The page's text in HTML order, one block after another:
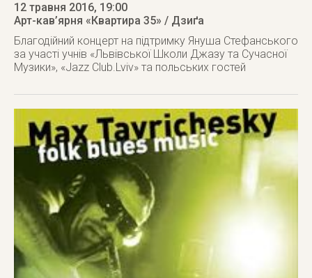
12 травня 2016, 19:00
Арт-кав’ярня «Квартира 35» / Дзиґа
Благодійний концерт на підтримку Януша Стефанського
за участі учнів «Львівської Школи Джазу та Сучасної
Музики», «Jazz Club.Lviv» та польських гостей